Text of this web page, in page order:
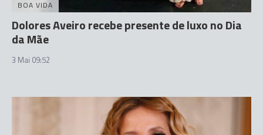
BOA VIDA
Dolores Aveiro recebe presente de luxo no Dia
da Mãe
3 Mai 09:52